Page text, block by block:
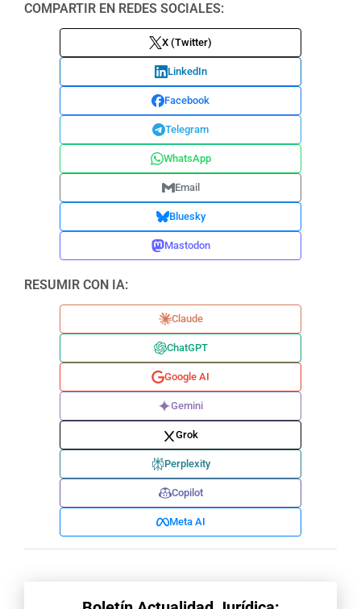
COMPARTIR EN REDES SOCIALES:
X (Twitter)
LinkedIn
Facebook
Telegram
WhatsApp
Email
Bluesky
Mastodon
RESUMIR CON IA:
Claude
ChatGPT
Google AI
Gemini
Grok
Perplexity
Copilot
Meta AI